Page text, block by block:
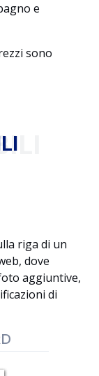
e
sono
riga di un
dove
aggiuntive,
di